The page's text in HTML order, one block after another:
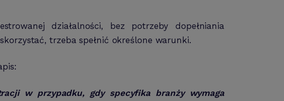
działalności, bez potrzeby dopełniania
trzeba spełnić określone warunki.
w przypadku, gdy specyfika branży wymaga